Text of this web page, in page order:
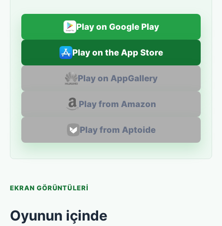
Play on Google Play
Play on the App Store
Play on AppGallery
Play from Amazon
Play from Aptoide
EKRAN GÖRÜNTÜLERI
Oyunun içinde